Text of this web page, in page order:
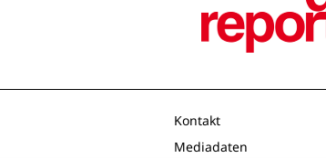
Kontakt
Mediadaten